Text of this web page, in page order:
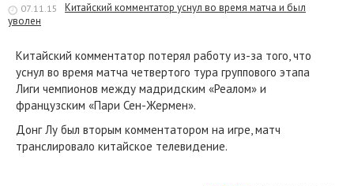
07.11.15
Китайский комментатор уснул во время матча и был
уволен
Китайский комментатор потерял работу из-за того, что
уснул во время матча четвертого тура группового этапа
Лиги чемпионов между мадридским «Реалом» и
французским «Пари Сен-Жермен».
Донг Лу был вторым комментатором на игре, матч
транслировало китайское телевидение.